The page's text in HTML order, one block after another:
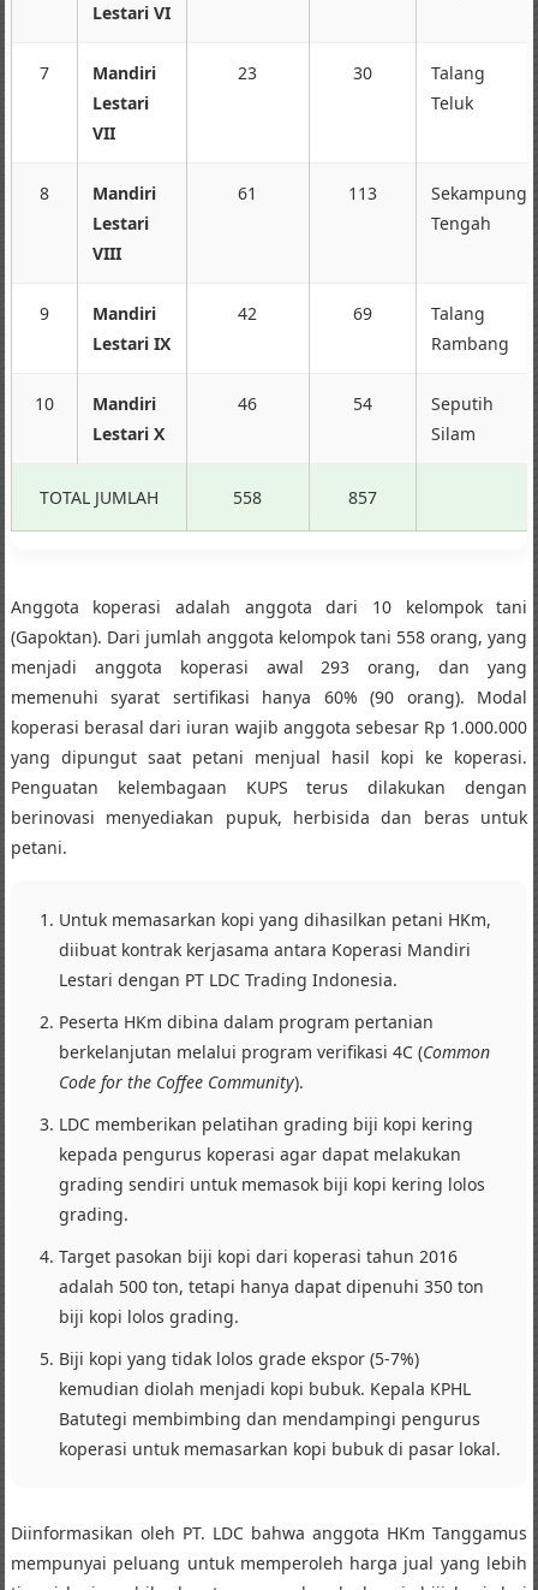
Lestari VI
7
Mandiri
Lestari
VII
23 30
Talang
Teluk
8
Mandiri
Lestari
VIII
61 113
Sekampung
Tengah
9
Mandiri
Lestari IX
42 69
Talang
Rambang
10
Mandiri
Lestari X
46 54
Seputih
Silam
TOTAL JUMLAH 558 857
Anggota koperasi adalah anggota dari 10 kelompok tani
(Gapoktan). Dari jumlah anggota kelompok tani 558 orang, yang
menjadi anggota koperasi awal 293 orang, dan yang
memenuhi syarat sertifikasi hanya 60% (90 orang). Modal
koperasi berasal dari iuran wajib anggota sebesar Rp 1.000.000
yang dipungut saat petani menjual hasil kopi ke koperasi.
Penguatan kelembagaan KUPS terus dilakukan dengan
berinovasi menyediakan pupuk, herbisida dan beras untuk
petani.
Untuk memasarkan kopi yang dihasilkan petani HKm,
diibuat kontrak kerjasama antara Koperasi Mandiri
Lestari dengan PT LDC Trading Indonesia.
Peserta HKm dibina dalam program pertanian
berkelanjutan melalui program verifikasi 4C (Common
Code for the Coffee Community).
LDC memberikan pelatihan grading biji kopi kering
kepada pengurus koperasi agar dapat melakukan
grading sendiri untuk memasok biji kopi kering lolos
grading.
Target pasokan biji kopi dari koperasi tahun 2016
adalah 500 ton, tetapi hanya dapat dipenuhi 350 ton
biji kopi lolos grading.
Biji kopi yang tidak lolos grade ekspor (5-7%)
kemudian diolah menjadi kopi bubuk. Kepala KPHL
Batutegi membimbing dan mendampingi pengurus
koperasi untuk memasarkan kopi bubuk di pasar lokal.
Diinformasikan oleh PT. LDC bahwa anggota HKm Tanggamus
mempunyai peluang untuk memperoleh harga jual yang lebih